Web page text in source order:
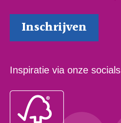
Inspiratie via onze socials